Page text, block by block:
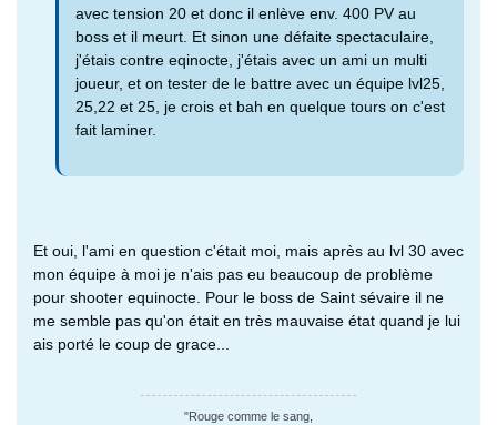
avec tension 20 et donc il enlève env. 400 PV au
boss et il meurt. Et sinon une défaite spectaculaire,
j'étais contre eqinocte, j'étais avec un ami un multi
joueur, et on tester de le battre avec un équipe lvl25,
25,22 et 25, je crois et bah en quelque tours on c'est
fait laminer.
Et oui, l'ami en question c'était moi, mais après au lvl 30 avec
mon équipe à moi je n'ais pas eu beaucoup de problème
pour shooter equinocte. Pour le boss de Saint sévaire il ne
me semble pas qu'on était en très mauvaise état quand je lui
ais porté le coup de grace...
"Rouge comme le sang,